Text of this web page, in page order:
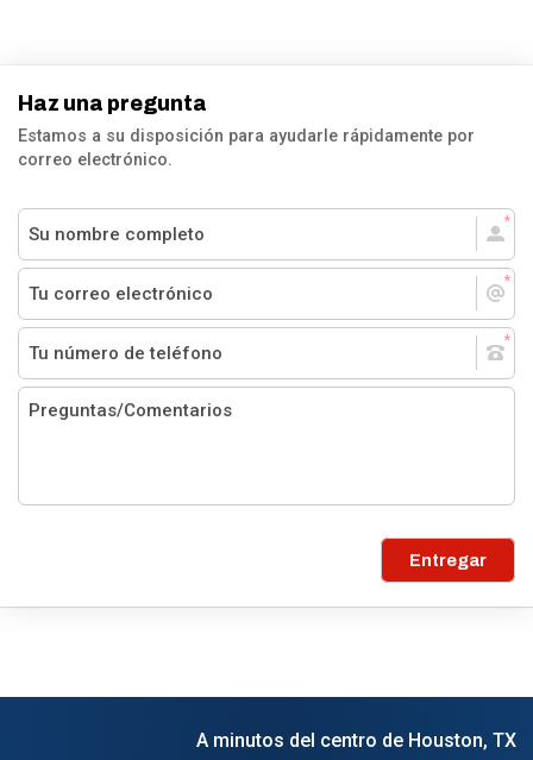
Haz una pregunta
Estamos a su disposición para ayudarle rápidamente por
correo electrónico.
Entregar
A minutos del centro de Houston, TX